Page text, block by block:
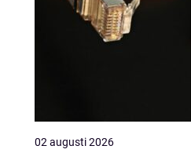
02 augusti 2026